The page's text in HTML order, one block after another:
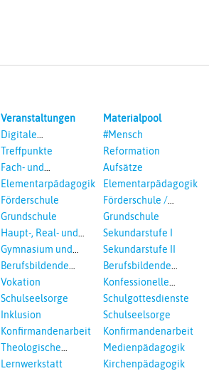
Veranstaltungen
Digitale
Veranstaltungen
Treffpunkte
Fach- und
Studientagungen
Elementarpädagogik
Förderschule
Grundschule
Haupt-, Real- und
Oberschule
Gymnasium und
Gesamtschule
Berufsbildende
Schulen
Vokation
Schulseelsorge
Inklusion
Konfirmandenarbeit
Theologische
Fortbildungen,
Lernwerkstatt
Materialpool
#Mensch
Reformation
Aufsätze
Elementarpädagogik
Förderschule /
Inklusion
Grundschule
Sekundarstufe I
Sekundarstufe II
Berufsbildende
Schulen
Konfessionelle
Kooperation
Schulgottesdienste
Schulseelsorge
Konfirmandenarbeit
Medienpädagogik
Kirchenpädagogik